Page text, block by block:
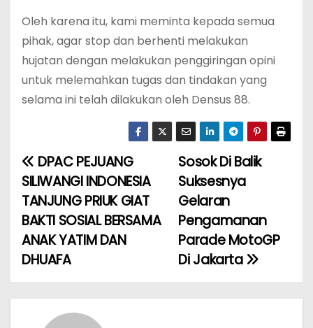
Oleh karena itu, kami meminta kepada semua
pihak, agar stop dan berhenti melakukan
hujatan dengan melakukan penggiringan opini
untuk melemahkan tugas dan tindakan yang
selama ini telah dilakukan oleh Densus 88.
N
a
v
i
Sosok Di Balik
Suksesnya
Gelaran
Pengamanan
Parade MotoGP
Di Jakarta
DPAC PEJUANG
SILIWANGI INDONESIA
TANJUNG PRIUK GIAT
BAKTI SOSIAL BERSAMA
ANAK YATIM DAN
DHUAFA